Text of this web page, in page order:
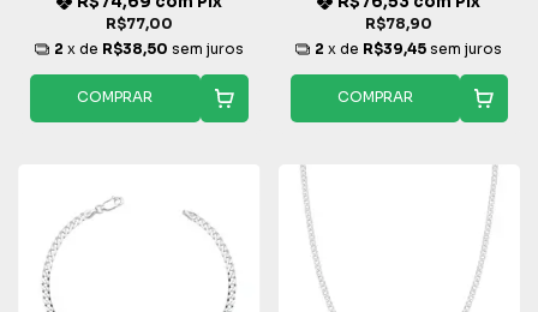
R$77,00
2 x de R$38,50 sem juros
COMPRAR
R$78,90
2 x de R$39,45 sem juros
COMPRAR